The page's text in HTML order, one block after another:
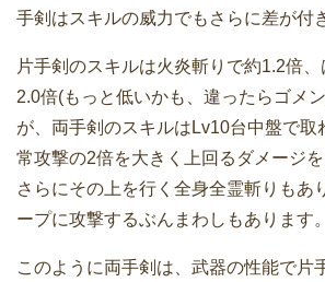
手剣はスキルの威力でもさらに差が付
片手剣のスキルは火炎斬りで約1.2倍
2.0倍(もっと低いかも、違ったらゴメ
が、両手剣のスキルはLv10台中盤で取
常攻撃の2倍を大きく上回るダメージを
さらにその上を行く全身全霊斬りもあ
ープに攻撃するぶんまわしもあります。
このように両手剣は、武器の性能で片